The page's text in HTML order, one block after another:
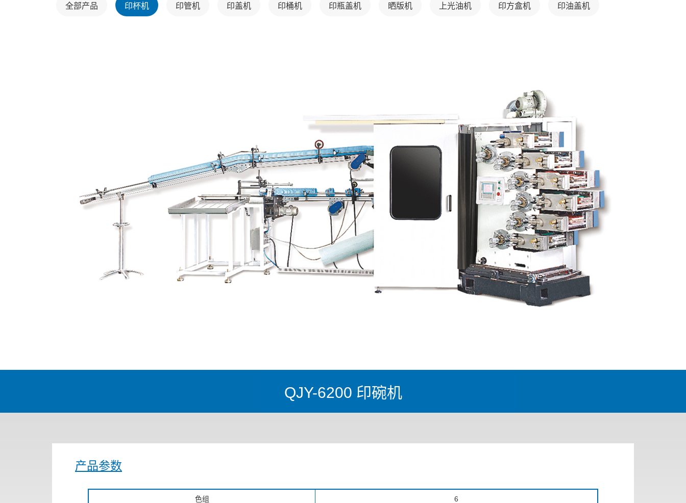
全部产品 印杯机 印管机 印盖机 印桶机 印瓶盖机 晒版机 上光油机 印方盒机 印油盖机
QJY-6200 印碗机
产品参数
色组 6